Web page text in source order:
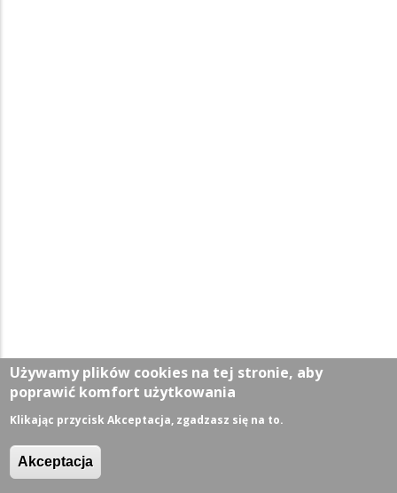
Aktualności
Wiadomości
Używamy plików cookies na tej stronie, aby
poprawić komfort użytkowania
Klikając przycisk Akceptacja, zgadzasz się na to.
Akceptacja